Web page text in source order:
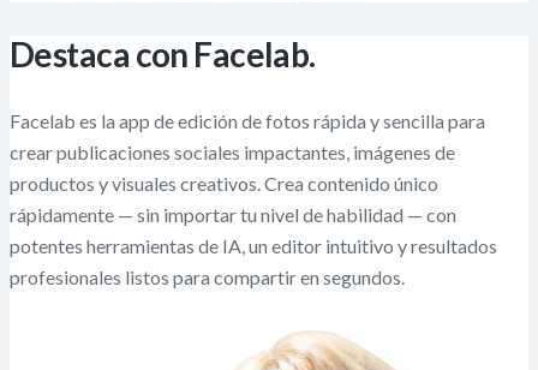
Destaca con Facelab.
Facelab es la app de edición de fotos rápida y sencilla para
crear publicaciones sociales impactantes, imágenes de
productos y visuales creativos. Crea contenido único
rápidamente — sin importar tu nivel de habilidad — con
potentes herramientas de IA, un editor intuitivo y resultados
profesionales listos para compartir en segundos.